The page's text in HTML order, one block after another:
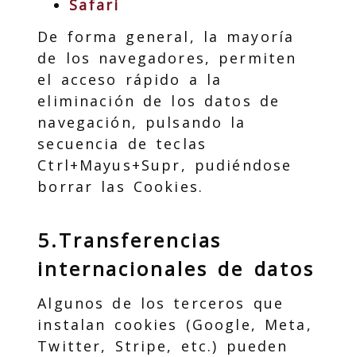
Safari
De forma general, la mayoría
de los navegadores, permiten
el acceso rápido a la
eliminación de los datos de
navegación, pulsando la
secuencia de teclas
Ctrl+Mayus+Supr, pudiéndose
borrar las Cookies.
5.Transferencias
internacionales de datos
Algunos de los terceros que
instalan cookies (Google, Meta,
Twitter, Stripe, etc.) pueden